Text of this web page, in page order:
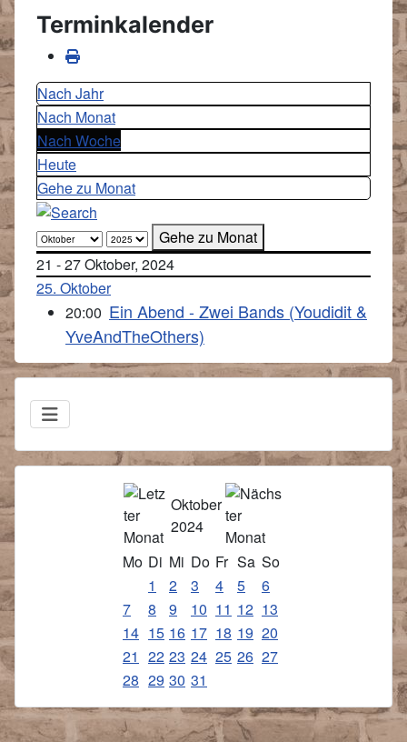
Oktober
2024
Mo Di Mi Do Fr Sa So
1
2 3 4 5
6
7
8 9 10 11 12 13
14 15 16 17 18 19 20
21 22 23 24 25 26 27
28 29 30 31
Terminkalender
Nach Jahr
Nach Monat
Nach Woche
Heute
Gehe zu Monat
Gehe zu Monat
21 - 27 Oktober, 2024
25. Oktober
20:00 Ein Abend - Zwei Bands (Youdidit &
YveAndTheOthers)